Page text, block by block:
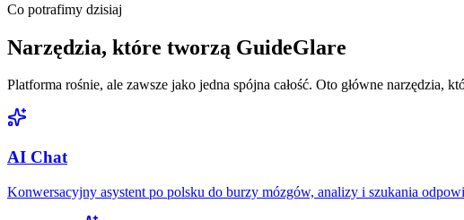
Co potrafimy dzisiaj
Narzędzia, które tworzą GuideGlare
Platforma rośnie, ale zawsze jako jedna spójna całość. Oto główne narzędzia,
AI Chat
Konwersacyjny asystent po polsku do burzy mózgów, analizy i szukania